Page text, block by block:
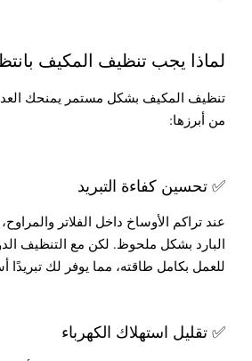
لماذا يجب تنظيف المكيف
تنظيف المكيف بشكل مستمر يمنحك
من أبرزها:
✅ تحسين كفاءة التبريد
عند تراكم الأوساخ داخل الفلاتر
البارد بشكل ملحوظ. لكن مع التنظيف
للعمل بكامل طاقته، مما يوفر لك تبريدًا
✅ تقليل استهلاك الكهرباء